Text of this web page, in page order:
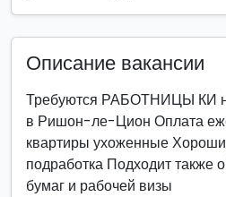
Описание вакансии
Требуются РАБОТНИЦЫ КИ
в Ришон-ле-Цион Оплата
квартиры ухоженные
подработка Подходит также
бумаг и рабочей визы